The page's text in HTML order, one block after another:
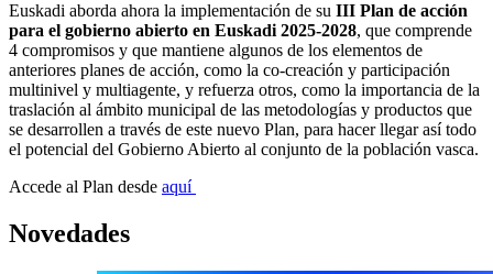
Euskadi aborda ahora la implementación de su III Plan de acción
para el gobierno abierto en Euskadi 2025-2028, que comprende
4 compromisos y que mantiene algunos de los elementos de
anteriores planes de acción, como la co-creación y participación
multinivel y multiagente, y refuerza otros, como la importancia de la
traslación al ámbito municipal de las metodologías y productos que
se desarrollen a través de este nuevo Plan, para hacer llegar así todo
el potencial del Gobierno Abierto al conjunto de la población vasca.
Accede al Plan desde aquí
Novedades